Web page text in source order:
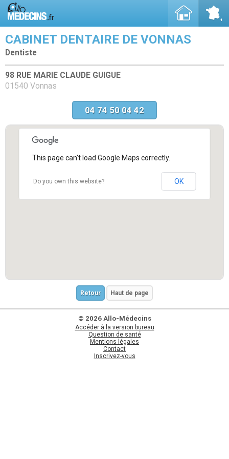
CABINET DENTAIRE DE VONNAS
Dentiste
98 RUE MARIE CLAUDE GUIGUE
01540 Vonnas
04 74 50 04 42
This page can't load Google Maps correctly.
Do you own this website? OK
Retour Haut de page
© 2026 Allo-Médecins
Accéder à la version bureau
Question de santé
Mentions légales
Contact
Inscrivez-vous